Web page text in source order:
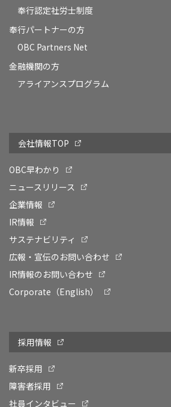
奉行認定社労士制度
奉行パートナーの方
OBC Partners Net
金融機関の方
アライアンスプログラム
会社情報TOP
OBC早わかり
ニュースリリース
企業情報
IR情報
サステナビリティ
広報・宣伝のお問い合わせ
IR情報のお問い合わせ
Corporate（English）
採用情報
新卒採用
障害者採用
社員インタビュー